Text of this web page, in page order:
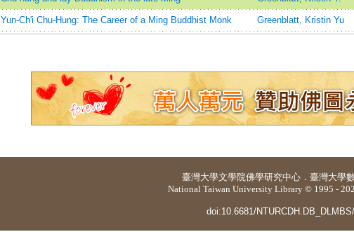
Yun-Ch'i Chu-Hung: The Career of a Ming Buddhist Monk Greenblatt, Kristin Yu
臺灣大學文學院佛學研究中心 ． 臺灣大學
National Taiwan University Library © 1995 -
doi:10.6681/